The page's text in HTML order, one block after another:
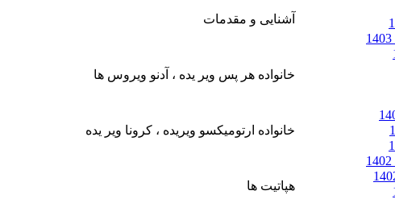
آشنایی و مقدمات
خانواده هر پس ویر یده ، آدنو ویروس ها
خانواده ارتومیکسو ویریده ، کرونا ویر یده
هپاتیت ها